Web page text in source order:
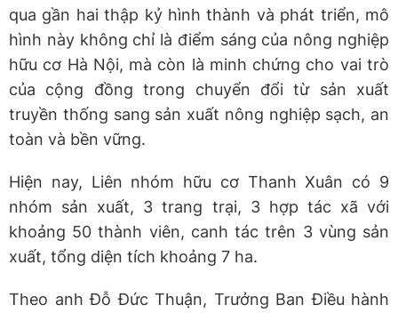
qua gần hai thập kỷ hình thành và phát triển, mô
hình này không chỉ là điểm sáng của nông nghiệp
hữu cơ Hà Nội, mà còn là minh chứng cho vai trò
của cộng đồng trong chuyển đổi từ sản xuất
truyền thống sang sản xuất nông nghiệp sạch, an
toàn và bền vững.
Hiện nay, Liên nhóm hữu cơ Thanh Xuân có 9
nhóm sản xuất, 3 trang trại, 3 hợp tác xã với
khoảng 50 thành viên, canh tác trên 3 vùng sản
xuất, tổng diện tích khoảng 7 ha.
Theo anh Đỗ Đức Thuận, Trưởng Ban Điều hành